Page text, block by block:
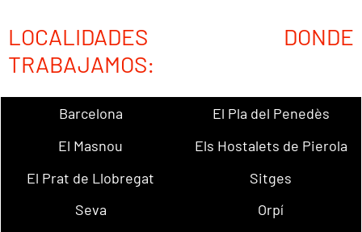
LOCALIDADES DONDE
TRABAJAMOS:
Barcelona
El Pla del Penedès
El Masnou
Els Hostalets de Pierola
El Prat de Llobregat
Sitges
Seva
Orpí